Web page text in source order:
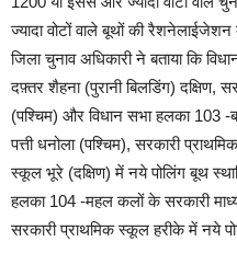
ज्यादा वोटों वाले बूथों की
जिला चुनाव अधिकारी ने बताया कि
दफ़्तर शैहना (पुरानी बिलडिंग) दक्षिण,
(पश्चिम) और विधान सभा हलका 103
पत्ती धनोला (पश्चिम), सरकारी
स्कूल भूरे (दक्षिण) में नये पोलिंग बूथ
हलका 104 -महल कलों के सरकारी
सरकारी प्राथमिक स्कूल हरीके में नये